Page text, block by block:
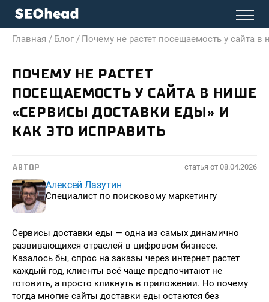
Главная / Блог / Почему не растет посещаемость у сайта
ПОЧЕМУ НЕ РАСТЕТ
ПОСЕЩАЕМОСТЬ У САЙТА В НИШЕ
«СЕРВИСЫ ДОСТАВКИ ЕДЫ» И
КАК ЭТО ИСПРАВИТЬ
АВТОР статья от 08.04.2026
Алексей Лазутин
Специалист по поисковому маркетингу
Сервисы доставки еды — одна из самых динамично
развивающихся отраслей в цифровом бизнесе.
Казалось бы, спрос на заказы через интернет растет
каждый год, клиенты всё чаще предпочитают не
готовить, а просто кликнуть в приложении. Но почему
тогда многие сайты доставки еды остаются без